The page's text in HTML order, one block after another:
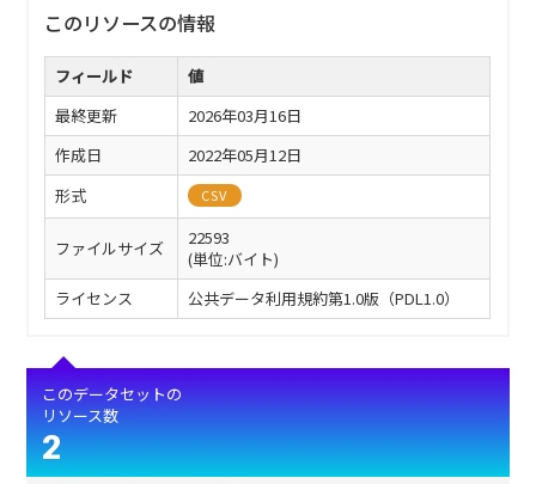
このリソースの情報
フィールド
値
最終更新
2026年03月16日
作成日
2022年05月12日
形式
CSV
ファイルサイズ
22593
(単位:バイト)
ライセンス
公共データ利用規約第1.0版（PDL1.0）
このデータセットの
リソース数
2